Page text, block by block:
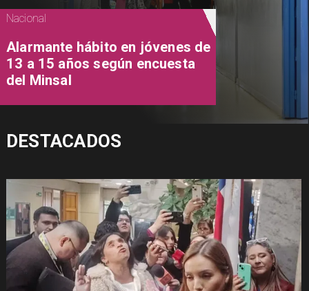
Nacional
Alarmante hábito en jóvenes de
13 a 15 años según encuesta
del Minsal
DESTACADOS